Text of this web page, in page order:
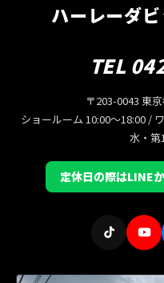
ハーレーダ
TEL
〒203-0043 東
ショールーム 10:00〜18:00 /
水・第
定休日の際はLINE